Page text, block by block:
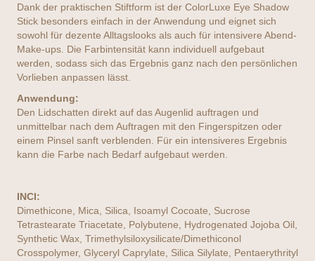
Dank der praktischen Stiftform ist der ColorLuxe Eye Shadow
Stick besonders einfach in der Anwendung und eignet sich
sowohl für dezente Alltagslooks als auch für intensivere Abend-
Make-ups. Die Farbintensität kann individuell aufgebaut
werden, sodass sich das Ergebnis ganz nach den persönlichen
Vorlieben anpassen lässt.
Anwendung:
Den Lidschatten direkt auf das Augenlid auftragen und
unmittelbar nach dem Auftragen mit den Fingerspitzen oder
einem Pinsel sanft verblenden. Für ein intensiveres Ergebnis
kann die Farbe nach Bedarf aufgebaut werden.
INCI:
Dimethicone, Mica, Silica, Isoamyl Cocoate, Sucrose
Tetrastearate Triacetate, Polybutene, Hydrogenated Jojoba Oil,
Synthetic Wax, Trimethylsiloxysilicate/Dimethiconol
Crosspolymer, Glyceryl Caprylate, Silica Silylate, Pentaerythrityl